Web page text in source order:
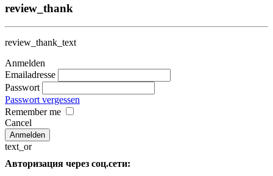
review_thank
review_thank_text
Anmelden
Emailadresse
Passwort
Passwort vergessen
Remember me
Cancel
text_or
Авторизация через соц.сети: